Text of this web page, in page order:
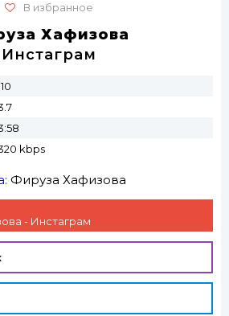
В избранное
Хафизова
Инстаграм
kbps
Фируза Хафизова
- Инстаграм